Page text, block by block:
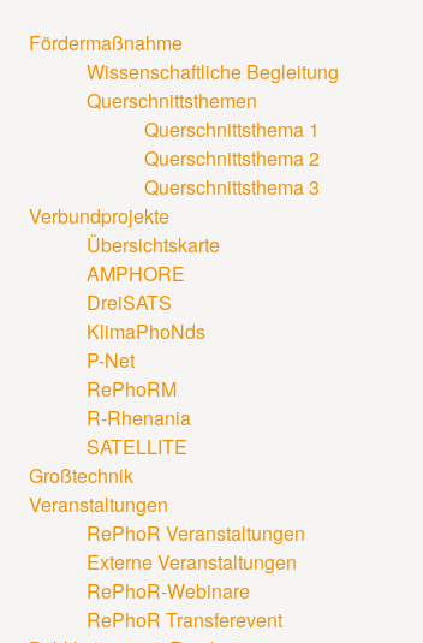
Fördermaßnahme
Wissenschaftliche Begleitung
Querschnittsthemen
Querschnittsthema 1
Querschnittsthema 2
Querschnittsthema 3
Verbundprojekte
Übersichtskarte
AMPHORE
DreiSATS
KlimaPhoNds
P-Net
RePhoRM
R-Rhenania
SATELLITE
Großtechnik
Veranstaltungen
RePhoR Veranstaltungen
Externe Veranstaltungen
RePhoR-Webinare
RePhoR Transferevent